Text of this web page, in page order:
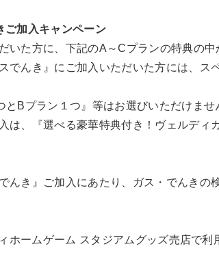
ご加入キャンペーン
いた方に、下記のA～Cプランの特典の中
でんき』にご加入いただいた方には、ス
Bプラン１つ』等はお選びいただけませ
は、『選べる豪華特典付き！ヴェルディ
んき』ご加入にあたり、ガス・でんきの
ホームゲーム スタジアムグッズ売店で利